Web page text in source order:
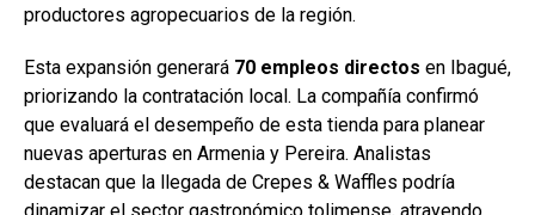
productores agropecuarios de la región.
Esta expansión generará 70 empleos directos en Ibagué,
priorizando la contratación local. La compañía confirmó
que evaluará el desempeño de esta tienda para planear
nuevas aperturas en Armenia y Pereira. Analistas
destacan que la llegada de Crepes & Waffles podría